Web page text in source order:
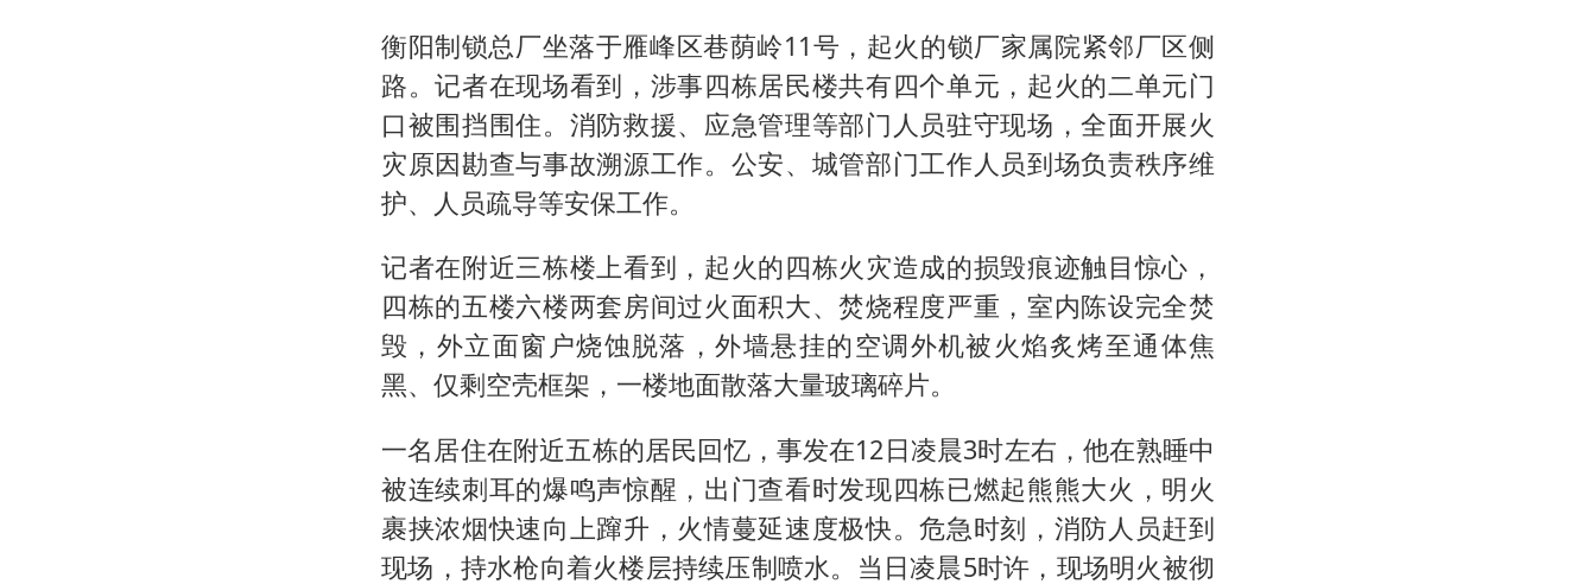
衡阳制锁总厂坐落于雁峰区巷荫岭11号，起火的锁厂家属院紧邻厂区侧
路。记者在现场看到，涉事四栋居民楼共有四个单元，起火的二单元门
口被围挡围住。消防救援、应急管理等部门人员驻守现场，全面开展火
灾原因勘查与事故溯源工作。公安、城管部门工作人员到场负责秩序维
护、人员疏导等安保工作。
记者在附近三栋楼上看到，起火的四栋火灾造成的损毁痕迹触目惊心，
四栋的五楼六楼两套房间过火面积大、焚烧程度严重，室内陈设完全焚
毁，外立面窗户烧蚀脱落，外墙悬挂的空调外机被火焰炙烤至通体焦
黑、仅剩空壳框架，一楼地面散落大量玻璃碎片。
一名居住在附近五栋的居民回忆，事发在12日凌晨3时左右，他在熟睡中
被连续刺耳的爆鸣声惊醒，出门查看时发现四栋已燃起熊熊大火，明火
裹挟浓烟快速向上蹿升，火情蔓延速度极快。危急时刻，消防人员赶到
现场，持水枪向着火楼层持续压制喷水。当日凌晨5时许，现场明火被彻